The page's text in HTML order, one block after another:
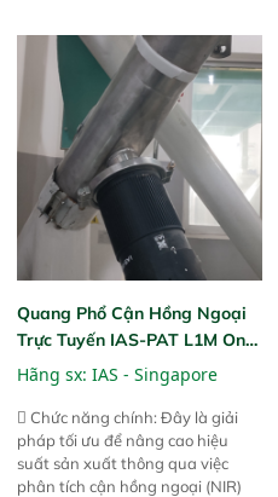
ngành công nghiệp khác nhau. 
Độ nhạy cao: Trang bị đầu dò
InGaAs độ nhạy cao, cung cấp
phản hồi phổ tuyến tính đầy đủ,
đảm bảo độ chính xác và khả
năng lặp lại tối ưu.
Quang Phổ Cận Hồng Ngoại
Trực Tuyến IAS-PAT L1M On-
Line NIR
Hãng sx: IAS - Singapore
 Chức năng chính: Đây là giải
pháp tối ưu để nâng cao hiệu
suất sản xuất thông qua việc
phân tích cận hồng ngoại (NIR)